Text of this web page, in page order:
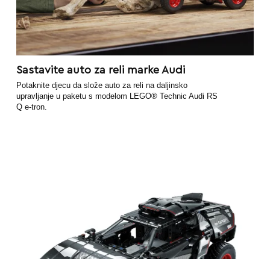
Sastavite auto za reli marke Audi
Potaknite djecu da slože auto za reli na daljinsko
upravljanje u paketu s modelom LEGO® Technic Audi RS
Q e-tron.